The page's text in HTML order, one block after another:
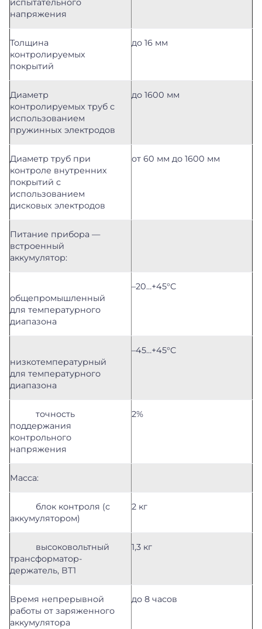
испытательного
напряжения
Толщина
контролируемых
покрытий
до 16 мм
Диаметр
контролируемых труб с
использованием
пружинных электродов
до 1600 мм
Диаметр труб при
контроле внутренних
покрытий с
использованием
дисковых электродов
от 60 мм до 1600 мм
Питание прибора —
встроенный
аккумулятор:
общепромышленный
для температурного
диапазона
–20…+45°С
низкотемпературный
для температурного
диапазона
–45…+45°С
точность
поддержания
контрольного
напряжения
2%
Масса:
блок контроля (с
аккумулятором)
2 кг
высоковольтный
трансформатор-
держатель, ВТ1
1,3 кг
Время непрерывной
работы от заряженного
аккумулятора
до 8 часов